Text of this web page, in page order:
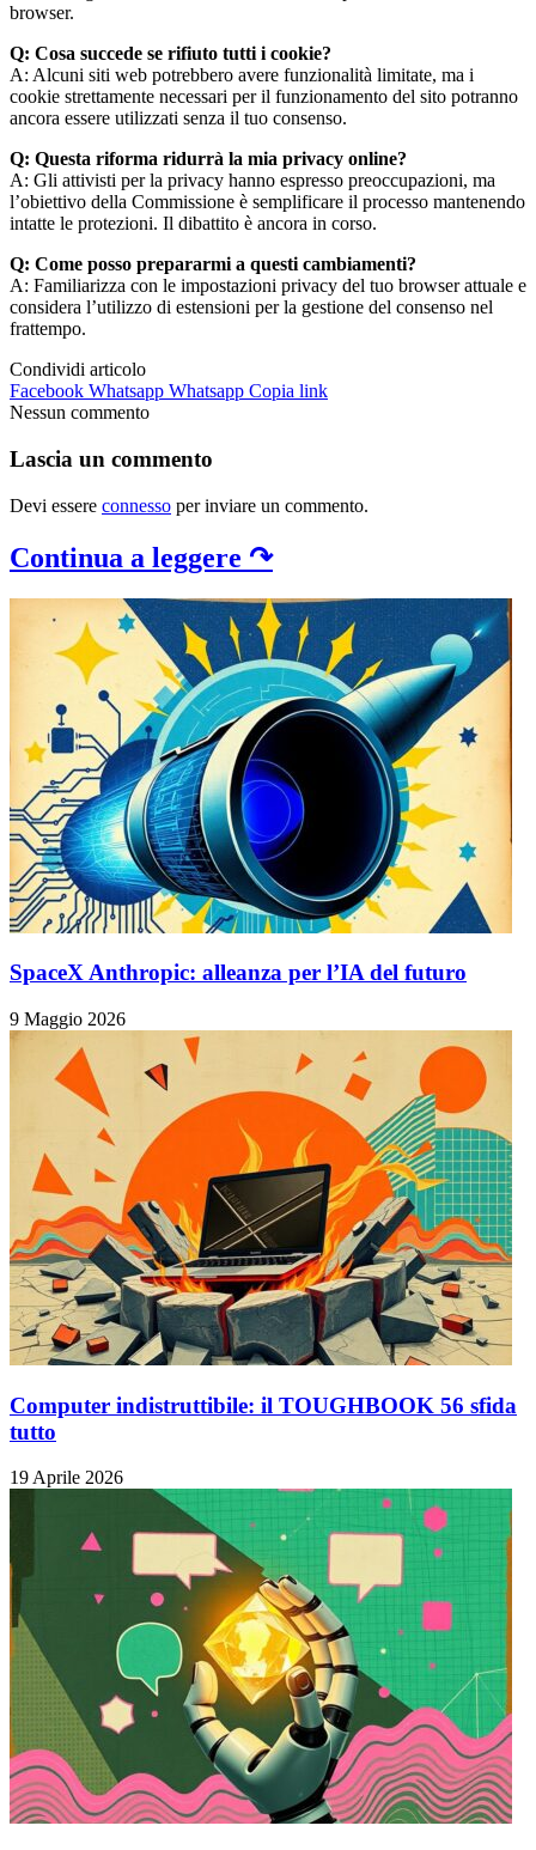
browser.
Q: Cosa succede se rifiuto tutti i cookie?
A: Alcuni siti web potrebbero avere funzionalità limitate, ma i
cookie strettamente necessari per il funzionamento del sito potranno
ancora essere utilizzati senza il tuo consenso.
Q: Questa riforma ridurrà la mia privacy online?
A: Gli attivisti per la privacy hanno espresso preoccupazioni, ma
l’obiettivo della Commissione è semplificare il processo mantenendo
intatte le protezioni. Il dibattito è ancora in corso.
Q: Come posso prepararmi a questi cambiamenti?
A: Familiarizza con le impostazioni privacy del tuo browser attuale e
considera l’utilizzo di estensioni per la gestione del consenso nel
frattempo.
Condividi articolo
Facebook Whatsapp Whatsapp Copia link
Nessun commento
Lascia un commento
Devi essere connesso per inviare un commento.
Continua a leggere ↷
SpaceX Anthropic: alleanza per l’IA del futuro
9 Maggio 2026
Computer indistruttibile: il TOUGHBOOK 56 sfida
tutto
19 Aprile 2026